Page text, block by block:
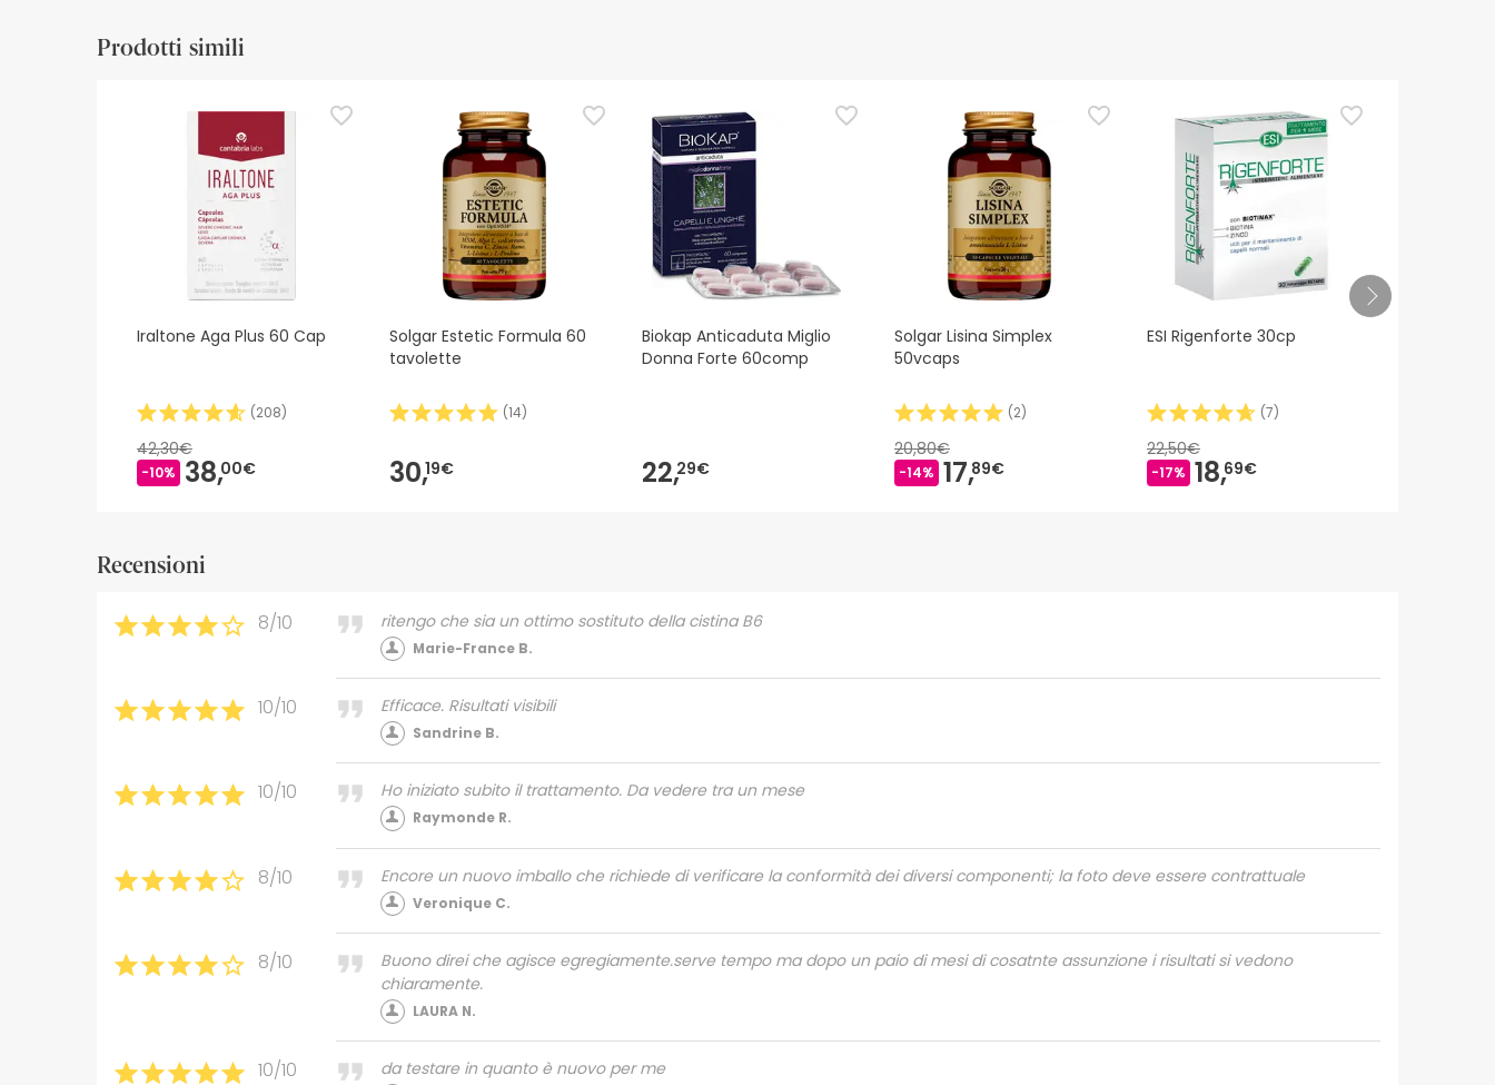
Risorse per la sicurezza visiva
aggiornamenti. Nel frattempo, vi consigliamo di leggere le informazioni sulla sicurezza fornite con il prodotto prima di utilizzarlo. Se avete domande sulla sicurezza,
non esitate a contattarci. Inoltre, se lo desiderate, potete anche restituirlo seguendo i nostri
termini e condizioni.
Prodotti simili
Iraltone Aga Plus 60 Cap
(208)
42,30€
-10% 38,00€
Solgar Estetic Formula 60
tavolette
(14)
30,19€
Biokap Anticaduta Miglio
Donna Forte 60comp
22,29€
Solgar Lisina Simplex
50vcaps
(2)
20,80€
-14% 17,89€
ESI Rigenforte 30cp
(7)
22,50€
-17% 18,69€
Recensioni
8/10 ritengo che sia un ottimo sostituto della cistina B6
Marie-France B.
10/10 Efficace. Risultati visibili
Sandrine B.
10/10 Ho iniziato subito il trattamento. Da vedere tra un mese
Raymonde R.
8/10 Encore un nuovo imballo che richiede di verificare la conformità dei diversi componenti; la foto deve essere contrattuale
Veronique C.
8/10
Buono direi che agisce egregiamente.serve tempo ma dopo un paio di mesi di cosatnte assunzione i risultati si vedono
chiaramente.
LAURA N.
10/10 da testare in quanto è nuovo per me